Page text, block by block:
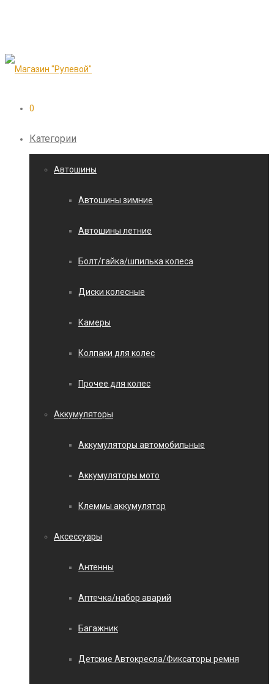
0
Категории
Автошины
Автошины зимние
Автошины летние
Болт/гайка/шпилька колеса
Диски колесные
Камеры
Колпаки для колес
Прочее для колес
Аккумуляторы
Аккумуляторы автомобильные
Аккумуляторы мото
Клеммы аккумулятор
Аксессуары
Антенны
Аптечка/набор аварий
Багажник
Детские Автокресла/Фиксаторы ремня